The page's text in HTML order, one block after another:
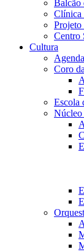
Balcão
Clínica
Projeto
Centro
Cultura
Coro
Escola
Núcleo